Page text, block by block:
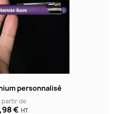
personnalisé
partir de
€ HT